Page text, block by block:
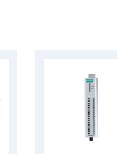
di particolari
con l'interfaccia
configurazione